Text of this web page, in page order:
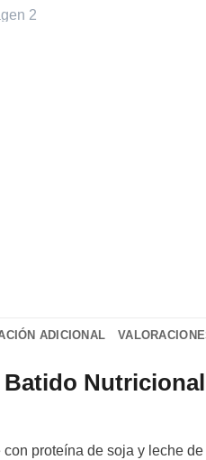
ADICIONAL
proteína de soja y leche